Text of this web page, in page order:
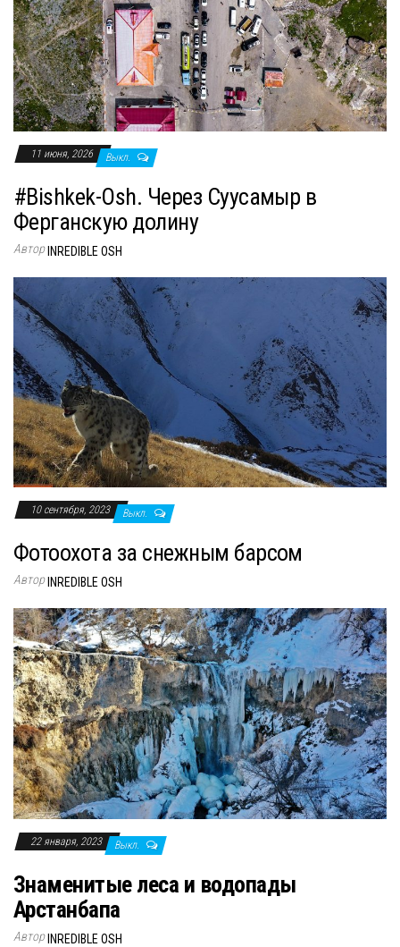
11 июня, 2026 Выкл.
#Bishkek-Osh. Через Суусамыр в
Ферганскую долину
Автор INREDIBLE OSH
10 сентября, 2023 Выкл.
Фотоохота за снежным барсом
Автор INREDIBLE OSH
22 января, 2023 Выкл.
Знаменитые леса и водопады
Арстанбапа
АвторINREDIBLE OSH